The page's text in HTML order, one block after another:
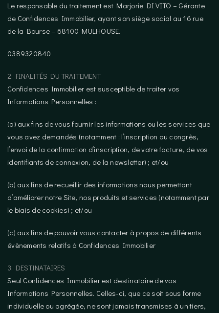
Le responsable du traitement est Marjorie DI VITO – Gérante
de Confidences Immobilier, ayant son siège social au 16 rue
de la Bourse – 68100 MULHOUSE.
0389320840
2. FINALITÉS DU TRAITEMENT
Confidences Immobilier est susceptible de traiter vos
Informations Personnelles :
(a) aux fins de vous fournir les informations ou les services que
vous avez demandés (notamment : l’inscription au congrès,
l’envoi de la confirmation d’inscription, de votre facture, de vos
identifiants de connexion, de la newsletter) ; et/ou
(b) aux fins de recueillir des informations nous permettant
d’améliorer notre Site, nos produits et services (notamment par
le biais de cookies) ; et/ou
(c) aux fins de pouvoir vous contacter à propos de différents
évènements relatifs à Confidences Immobilier
3. DESTINATAIRES
Seul Confidences Immobilier est destinataire de vos
Informations Personnelles. Celles-ci, que ce soit sous forme
individuelle ou agrégée, ne sont jamais transmises à un tiers,